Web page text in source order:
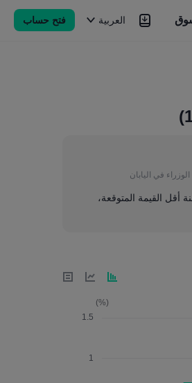
العربية فتح حساب
في اليابان
أقل القيمة المتوقعة،